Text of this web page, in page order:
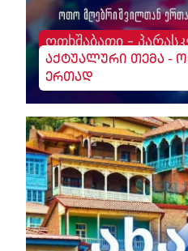
ოთხშაბათი -
აქტუალური თემა -
ერთად